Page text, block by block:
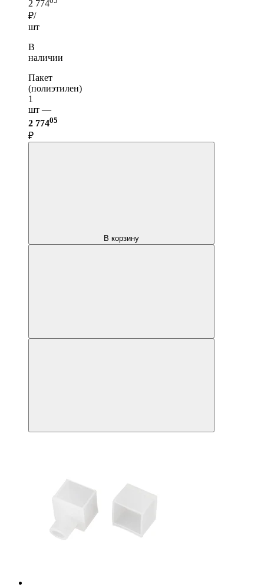
2 774
₽/
шт
В
наличии
Пакет
(полиэтилен)
1
шт —
2 77405
₽
В корзину